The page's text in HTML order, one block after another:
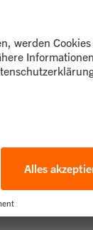
du sicher
angezeigt.
einfache
so